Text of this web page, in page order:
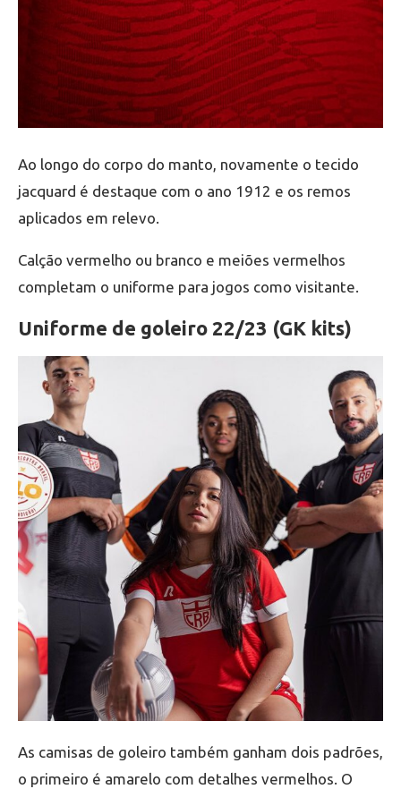
Ao longo do corpo do manto, novamente o tecido
jacquard é destaque com o ano 1912 e os remos
aplicados em relevo.
Calção vermelho ou branco e meiões vermelhos
completam o uniforme para jogos como visitante.
Uniforme de goleiro 22/23 (GK kits)
As camisas de goleiro também ganham dois padrões,
o primeiro é amarelo com detalhes vermelhos. O